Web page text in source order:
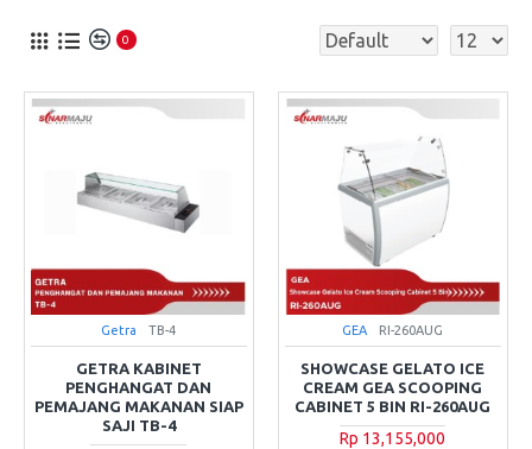
0
Getra TB-4
GETRA KABINET
PENGHANGAT DAN
PEMAJANG MAKANAN SIAP
SAJI TB-4
GEA RI-260AUG
SHOWCASE GELATO ICE
CREAM GEA SCOOPING
CABINET 5 BIN RI-260AUG
Rp 13,155,000